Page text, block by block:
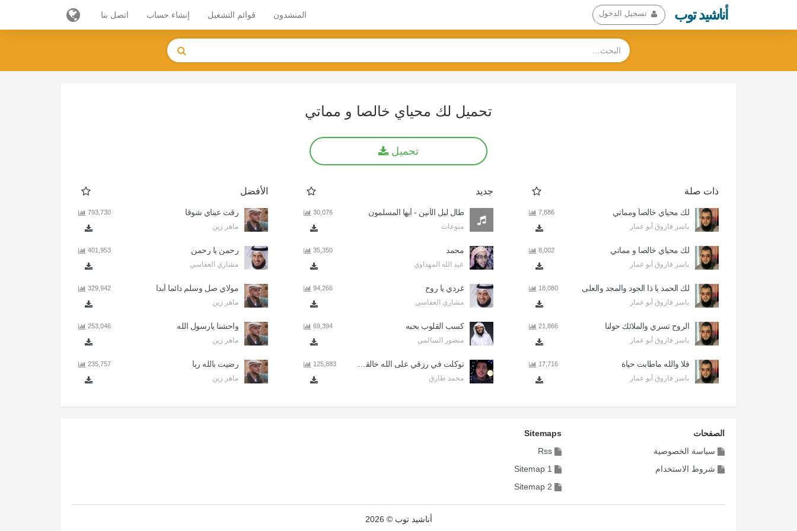
أناشيد توب تسجيل الدخول المنشدون قوائم التشغيل إنشاء حساب اتصل بنا
تحميل لك محياي خالصا و مماتي
تحميل
ذات صلة
لك محياي خالصاً ومماتي
ياسر فاروق أبو عمار
7,886
لك محياي خالصا و مماتي
ياسر فاروق أبو عمار
8,002
لك الحمد يا ذا الجود والمجد والعلى
ياسر فاروق أبو عمار
18,080
الروح تسري والملائك حولنا
ياسر فاروق أبو عمار
21,866
فلا والله ماطابت حياة
ياسر فاروق أبو عمار
17,716
جديد
طال ليل الأنين - أيها المسلمون
منوعات
30,076
محمد
عبد الله المهداوي
35,350
غردي يا روح
مشاري العفاسي
94,266
كسب القلوب بحبه
منصور السالمي
69,394
محمد طارق
125,883
الأفضل
رقت عيناي شوقا
ماهر زين
793,730
رحمن يا رحمن
مشاري العفاسي
401,953
مولاي صل وسلم دائما أبدا
ماهر زين
329,942
واحشنا يارسول الله
ماهر زين
253,046
رضيت بالله ربا
ماهر زين
235,757
الصفحات
سياسة الخصوصية
شروط الاستخدام
Sitemaps
Rss
Sitemap 1
Sitemap 2
أناشيد توب © 2026